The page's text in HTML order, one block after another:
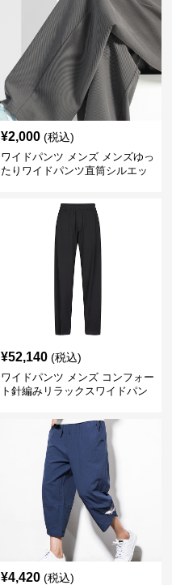
¥2,000 (税込)
ワイドパンツ メンズ メンズゆっ
たりワイドパンツ直筒シルエッ
¥52,140 (税込)
ワイドパンツ メンズ コンフォー
ト針編みリラックスワイドパン
¥4,420 (税込)